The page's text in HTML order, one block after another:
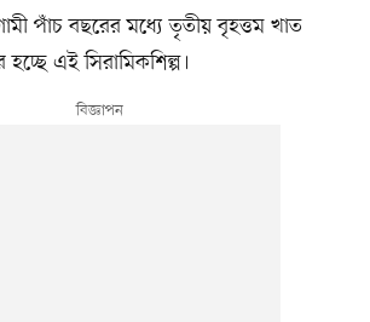
পাঁচ বছরের মধ্যে তৃতীয় বৃহত্তম খাত
এই সিরামিকশিল্প।